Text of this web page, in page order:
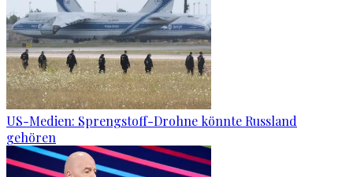
US-Medien: Sprengstoff-Drohne könnte Russland
gehören